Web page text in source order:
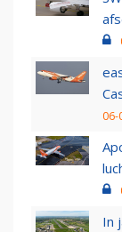
06-
In